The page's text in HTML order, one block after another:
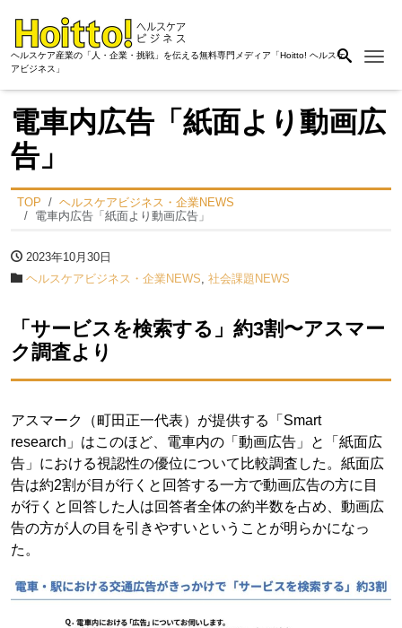
ヘルスケア産業の「人・企業・挑戦」を伝える無料専門メディア「Hoitto! ヘルスケ
アビジネス」
電車内広告「紙面より動画広
告」
TOP
ヘルスケアビジネス・企業NEWS
電車内広告「紙面より動画広告」
2023年10月30日
ヘルスケアビジネス・企業NEWS 社会課題NEWS
「サービスを検索する」約3割〜アスマー
ク調査より
アスマーク（町田正一代表）が提供する「Smart
research」はこのほど、電車内の「動画広告」と「紙面広
告」における視認性の優位について比較調査した。紙面広
告は約2割が目が行くと回答する一方で動画広告の方に目
が行くと回答した人は回答者全体の約半数を占め、動画広
告の方が人の目を引きやすいということが明らかになっ
た。